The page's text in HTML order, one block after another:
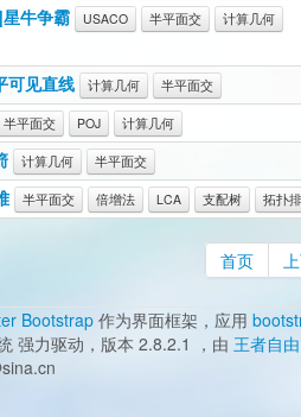
牛争霸 USACO 半平面交
计算几何
可见直线 计算几何 半平面交
半平面交 POJ 计算几何
计算几何 半平面交
半平面交 倍增法 LCA 支配树 拓扑
首页
Bootstrap作为界面框架，应用
强力驱动，版本 2.8.2.1 ，由 王者自由